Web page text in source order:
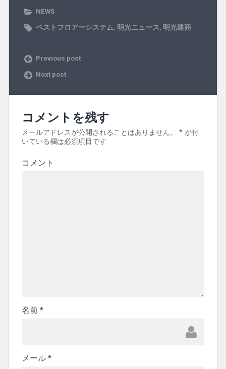
NEWS
ベストフロアーシステム, 明光ニュース, 明光建商
Previous post
Next post
コメントを残す
メールアドレスが公開されることはありません。 *が付
いている欄は必須項目です
コメント
名前 *
メール *